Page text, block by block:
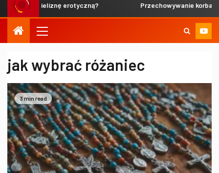
bieliznę erotyczną? Przechowywanie korbaczy
jak wybrać różaniec
3 min read